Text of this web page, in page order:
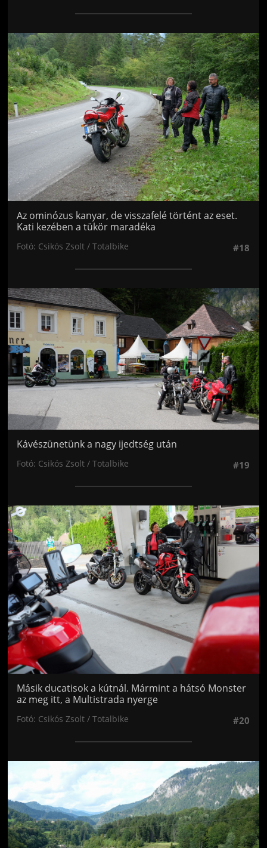
Jön még kép!
Az ominózus kanyar, de visszafelé történt az eset.
Kati kezében a tükör maradéka
Fotó: Csikós Zsolt / Totalbike #18
Jön még kép!
Kávészünetünk a nagy ijedtség után
Fotó: Csikós Zsolt / Totalbike #19
Jön még kép!
Másik ducatisok a kútnál. Mármint a hátsó Monster
az meg itt, a Multistrada nyerge
Fotó: Csikós Zsolt / Totalbike #20
Jön még kép!